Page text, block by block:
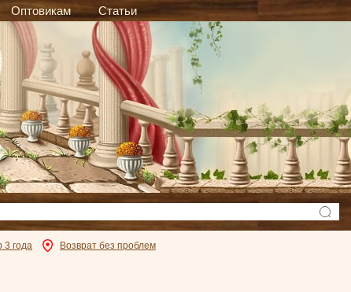
Оптовикам Статьи
3 года Возврат без проблем